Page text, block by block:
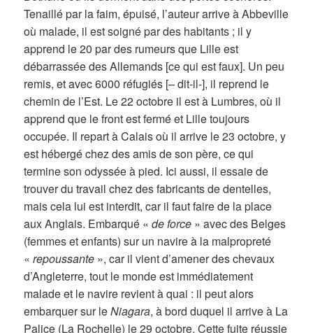
Tenaillé par la faim, épuisé, l’auteur arrive à Abbeville
où malade, il est soigné par des habitants ; il y
apprend le 20 par des rumeurs que Lille est
débarrassée des Allemands [ce qui est faux]. Un peu
remis, et avec 6000 réfugiés [– dit-il-], il reprend le
chemin de l’Est. Le 22 octobre il est à Lumbres, où il
apprend que le front est fermé et Lille toujours
occupée. Il repart à Calais où il arrive le 23 octobre, y
est hébergé chez des amis de son père, ce qui
termine son odyssée à pied. Ici aussi, il essaie de
trouver du travail chez des fabricants de dentelles,
mais cela lui est interdit, car il faut faire de la place
aux Anglais. Embarqué «de force » avec des Belges
(femmes et enfants) sur un navire à la malpropreté
«repoussante », car il vient d’amener des chevaux
d’Angleterre, tout le monde est immédiatement
malade et le navire revient à quai : il peut alors
embarquer sur leNiagara, à bord duquel il arrive à La
Palice (La Rochelle) le 29 octobre. Cette fuite réussie